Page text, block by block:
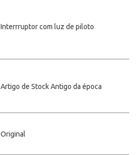
Interrruptor com luz de piloto
Artigo de Stock Antigo da época
Original